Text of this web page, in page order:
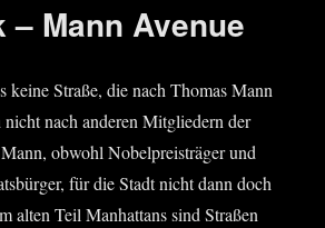
– Mann Avenue
kei­ne Stra­ße, die nach Tho­mas Mann
nicht nach ande­ren Mit­glie­dern der
obwohl Nobel­preis­trä­ger und
für die Stadt nicht dann doch
alten Teil Man­hat­tans sind Stra­ßen